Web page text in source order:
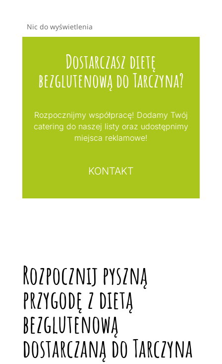
Nic do wyświetlenia
Dostarczasz dietę
bezglutenową do Tarczyna?
Rozpocznijmy współpracę! Dodamy Twój
catering do naszej listy oraz udostępnimy
miejsca reklamowe!
KONTAKT
Rozpocznij pyszną
przygodę z dietą
bezglutenową
dostarczaną do Tarczyna